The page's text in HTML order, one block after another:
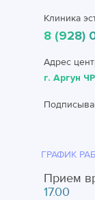
Клиника
8 (928)
Адрес
г. Аргун
ГРАФИК
Прием
17.00